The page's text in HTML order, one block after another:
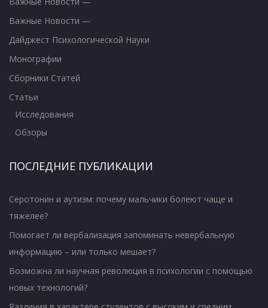
Важные Новости —
Дайджест Психологической Науки
Монографии
Сборники Статей
Статьи
Исследования
Обзоры
ПОСЛЕДНИЕ ПУБЛИКАЦИИ
Серотонин и аутизм: почему мальчики болеют чаще и
тяжелее?
Помогает ли вербализация запоминать невербальную
информацию – или только мешает?
Возможна ли научная революция в психологии с помощью
новых технологий?